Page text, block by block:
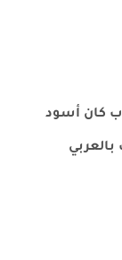
كان أسود